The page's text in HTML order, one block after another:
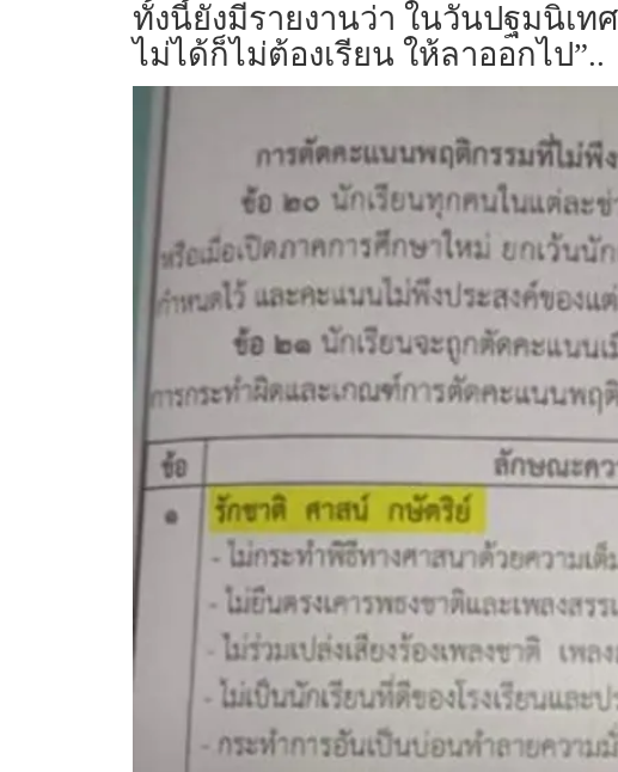
ทั้งนี้ยังมีรายงานว่า ในวันปฐมนิเท
ไม่ได้ก็ไม่ต้องเรียน ให้ลาออกไป”..